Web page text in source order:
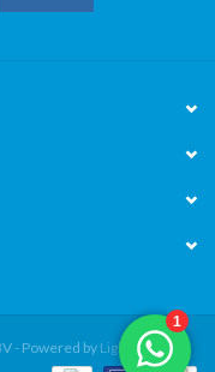
- Powered by Lightspeed